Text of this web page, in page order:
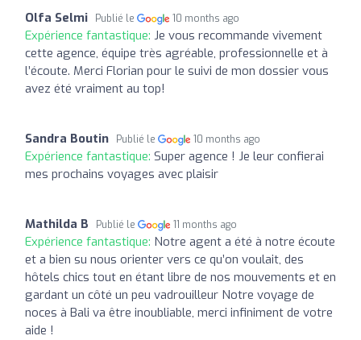
Olfa Selmi Publié le 10 months ago
Expérience fantastique: Je vous recommande vivement
cette agence, équipe très agréable, professionnelle et à
l’écoute. Merci Florian pour le suivi de mon dossier vous
avez été vraiment au top!
Sandra Boutin Publié le 10 months ago
Expérience fantastique: Super agence ! Je leur confierai
mes prochains voyages avec plaisir
Mathilda B Publié le 11 months ago
Expérience fantastique: Notre agent a été à notre écoute
et a bien su nous orienter vers ce qu’on voulait, des
hôtels chics tout en étant libre de nos mouvements et en
gardant un côté un peu vadrouilleur Notre voyage de
noces à Bali va être inoubliable, merci infiniment de votre
aide !